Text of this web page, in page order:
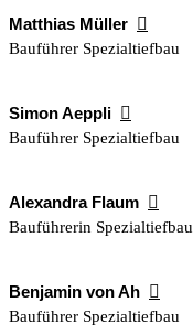
Matthias Müller 
Bauführer Spezialtiefbau
Simon Aeppli 
Bauführer Spezialtiefbau
Alexandra Flaum 
Bauführerin Spezialtiefbau
Benjamin von Ah 
Bauführer Spezialtiefbau